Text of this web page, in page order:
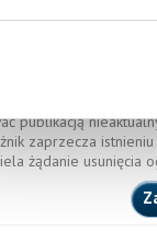
Miejscowość:
publikacją
zaprzecza
żądanie usunięcia